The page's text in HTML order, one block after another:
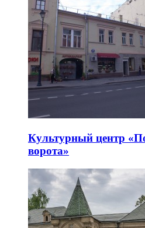
Культурный центр
ворота»